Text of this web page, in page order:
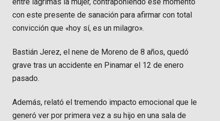
con este presente de sanación para afirmar con total
convicción que «hoy sí, es un milagro».
Bastián Jerez, el nene de Moreno de 8 años, quedó
grave tras un accidente en Pinamar el 12 de enero
pasado.
Además, relató el tremendo impacto emocional que le
generó ver por primera vez a su hijo en una sala de